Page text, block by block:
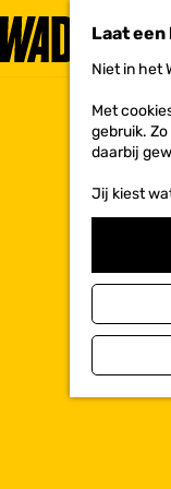
Laat
Niet in het
Met
gebruik.
daarbij
Jij kiest